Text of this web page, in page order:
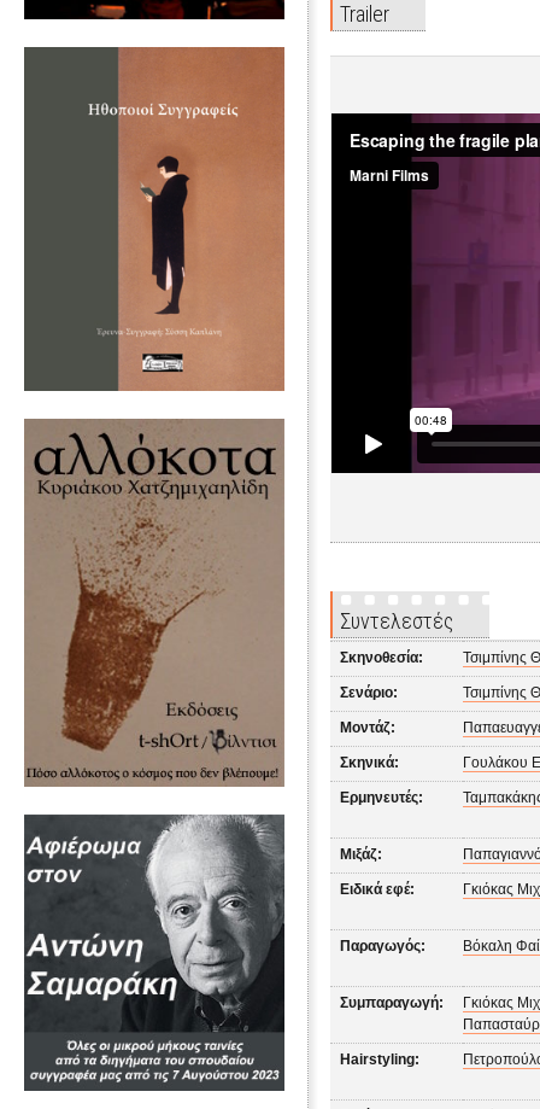
Trailer
Συντελεστές
Σκηνοθεσία: Τσιμπίνης
Σενάριο: Τσιμπίνης
Μοντάζ:
Σκηνικά: Γουλάκου
Ερμηνευτές:
Μιξάζ:
Ειδικά εφέ: Γκιόκας
Παραγωγός: Βόκαλη
Συμπαραγωγή:
Γκιόκας
Hairstyling: